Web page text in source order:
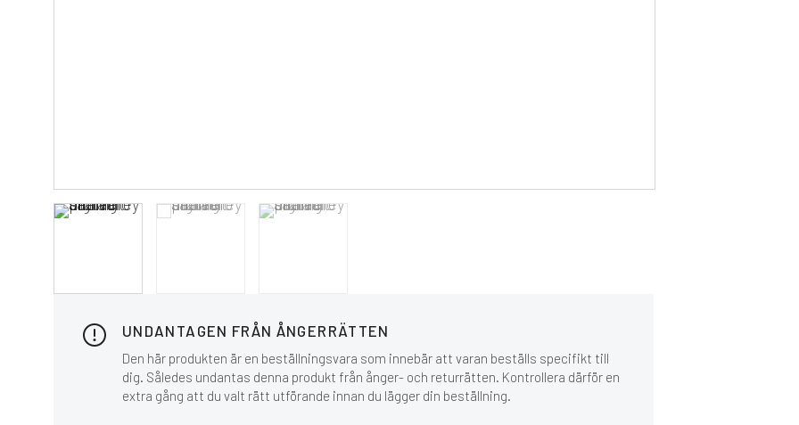
UNDANTAGEN FRÅN ÅNGERRÄTTEN
Den här produkten är en beställningsvara som innebär att varan beställs specifikt till
dig. Således undantas denna produkt från ånger- och returrätten. Kontrollera därför en
extra gång att du valt rätt utförande innan du lägger din beställning.